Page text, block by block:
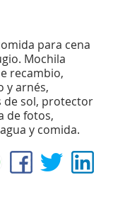
para cena
Mochila
recambio,
y arnés,
de sol, protector
de fotos,
y comida.